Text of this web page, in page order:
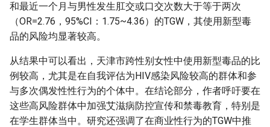
和最近一个月与男性发生肛交或口交次数大于等于两次
（OR=2.76，95%CI：1.75~4.36）的TGW，其使用新型毒
品的风险均显著较高。
从结果中可以看出，天津市跨性别女性中使用新型毒品的比
例较高，尤其是在自我评估为HIV感染风险较高的群体和参
与多次偶发性性行为的个体中。在结论部分，作者呼吁要在
这些高风险群体中加强艾滋病防控宣传和禁毒教育，特别是
在学生群体当中。研究还强调了在商业性行为的TGW中推